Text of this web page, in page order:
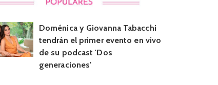
Doménica y Giovanna Tabacchi
tendrán el primer evento en vivo
de su podcast 'Dos
generaciones'